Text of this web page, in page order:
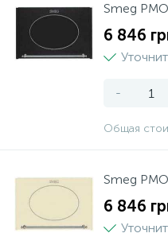
Smeg
6 846
-
Общая
Smeg
6 846